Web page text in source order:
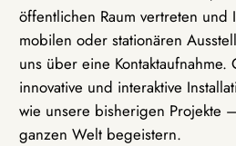
öffentlichen Raum vertreten und
mobilen oder stationären
uns über eine
innovative und interaktive
wie unsere bisherigen Projekte
ganzen Welt begeistern.